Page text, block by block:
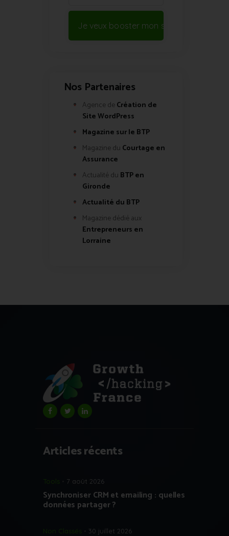
Je veux booster mon site !
Nos Partenaires
Agence de Création de
Site WordPress
Magazine sur le BTP
Magazine du Courtage en
Assurance
Actualité du BTP en
Gironde
Actualité du BTP
Magazine dédié aux
Entrepreneurs en
Lorraine
Articles récents
Tools 7 août 2026
Synchroniser CRM et emailing : quelles
données partager ?
Non Classés 30 juillet 2026